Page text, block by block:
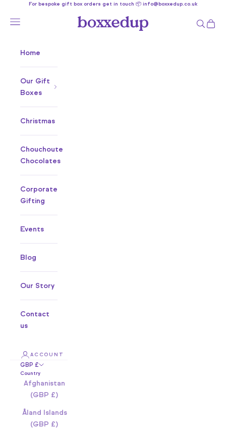
Skip to contentFor bespoke gift box orders get in touch 📦 info@boxxedup.co.uk
Boxxedup
Open navigation menu Open
Home
Our Gift
Boxes
Christmas
Chouchoute
Chocolates
Corporate
Gifting
Events
Blog
Our Story
Contact
us
ACCOUNT
GBP £
Country
Afghanistan
(GBP £)
Åland Islands
(GBP £)